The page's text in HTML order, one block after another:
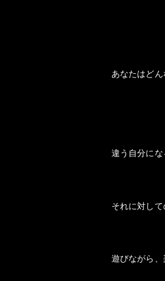
あなたはど
違う自分に
それに対し
遊びながら